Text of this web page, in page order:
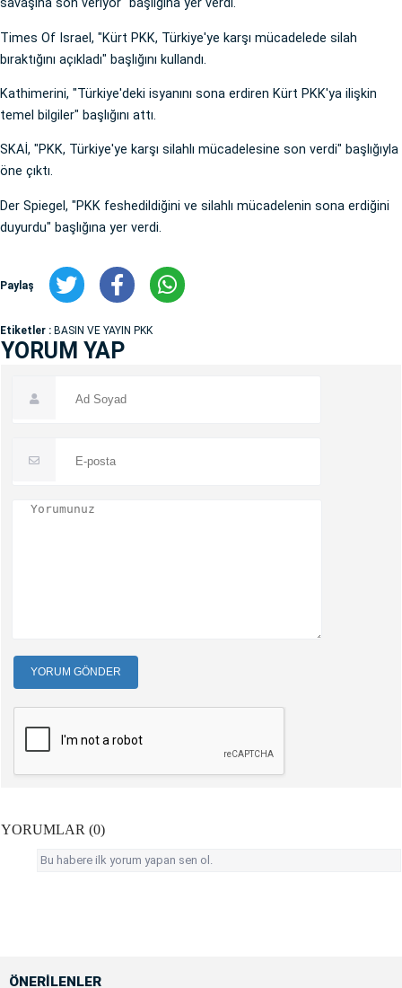
savaşına son veriyor" başlığına yer verdi.
Times Of Israel, "Kürt PKK, Türkiye'ye karşı mücadelede silah
bıraktığını açıkladı" başlığını kullandı.
Kathimerini, "Türkiye'deki isyanını sona erdiren Kürt PKK'ya ilişkin
temel bilgiler" başlığını attı.
SKAİ, "PKK, Türkiye'ye karşı silahlı mücadelesine son verdi" başlığıyla
öne çıktı.
Der Spiegel, "PKK feshedildiğini ve silahlı mücadelenin sona erdiğini
duyurdu" başlığına yer verdi.
Paylaş
Etiketler : BASIN VE YAYIN PKK
YORUM YAP
YORUM GÖNDER
YORUMLAR (0)
Bu habere ilk yorum yapan sen ol.
ÖNERİLENLER